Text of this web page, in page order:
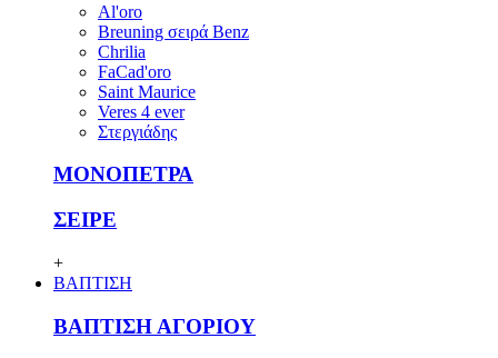
Al'oro
Breuning σειρά Benz
Chrilia
FaCad'oro
Saint Maurice
Veres 4 ever
Στεργιάδης
ΜΟΝΟΠΕΤΡΑ
ΣΕΙΡΕ
+
ΒΑΠΤΙΣΗ
ΒΑΠΤΙΣΗ ΑΓΟΡΙΟΥ